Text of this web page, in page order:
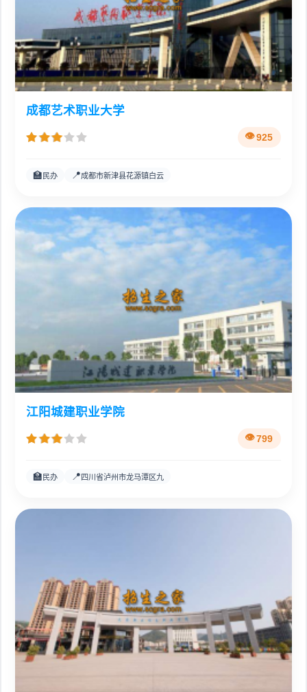
成都艺术职业大学
925
🏫 民办 📍成都市新津县花源镇白云
江阳城建职业学院
799
🏫 民办 📍四川省泸州市龙马潭区九